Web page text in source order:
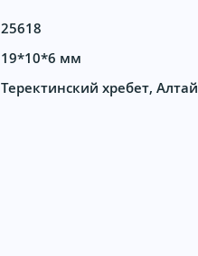
25618
19*10*6 мм
Теректинский хребет,